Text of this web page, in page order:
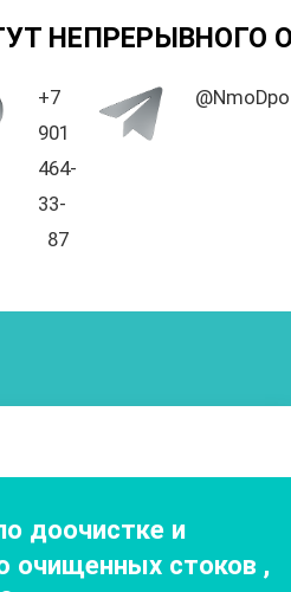
НЕПРЕРЫВНОГО
+7
901
464-
33-
87
доочистке и
очищенных стоков ,